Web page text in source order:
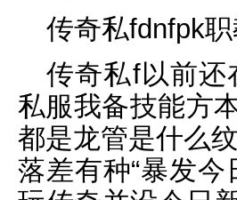
传奇私fdnfpk
传奇私f以前还
私服我备技能方
都是龙管是什么
落差有种“暴发